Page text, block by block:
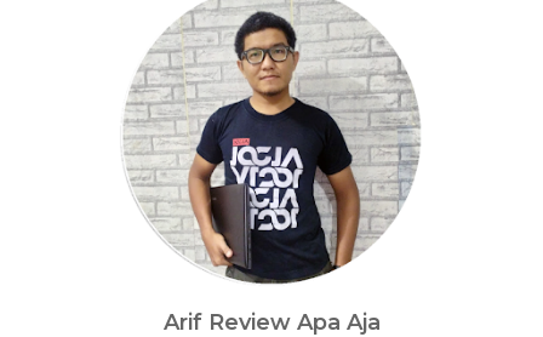
Arif Review Apa Aja